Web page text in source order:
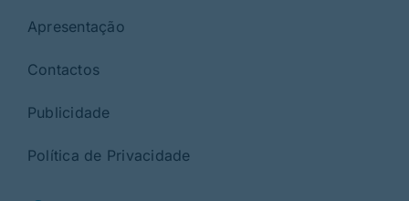
Apresentação
Contactos
Publicidade
Política de Privacidade